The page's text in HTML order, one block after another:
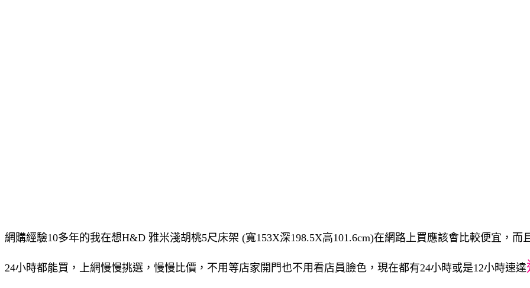
網購經驗10多年的我在想H&D 雅米淺胡桃5尺床架 (寬153X深198.5X高101.6cm)在網路上買應該會比較便宜，而
24小時都能買，上網慢慢挑選，慢慢比價，不用等店家開門也不用看店員臉色，現在都有24小時或是12小時速達